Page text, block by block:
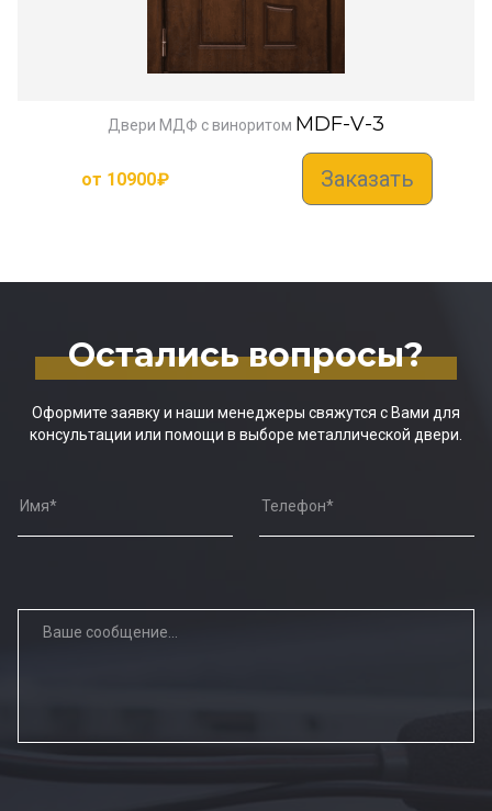
Двери МДФ с виноритом MDF-V-3
от 10900₽ Заказать
Остались вопросы?
Оформите заявку и наши менеджеры свяжутся с Вами для
консультации или помощи в выборе металлической двери.